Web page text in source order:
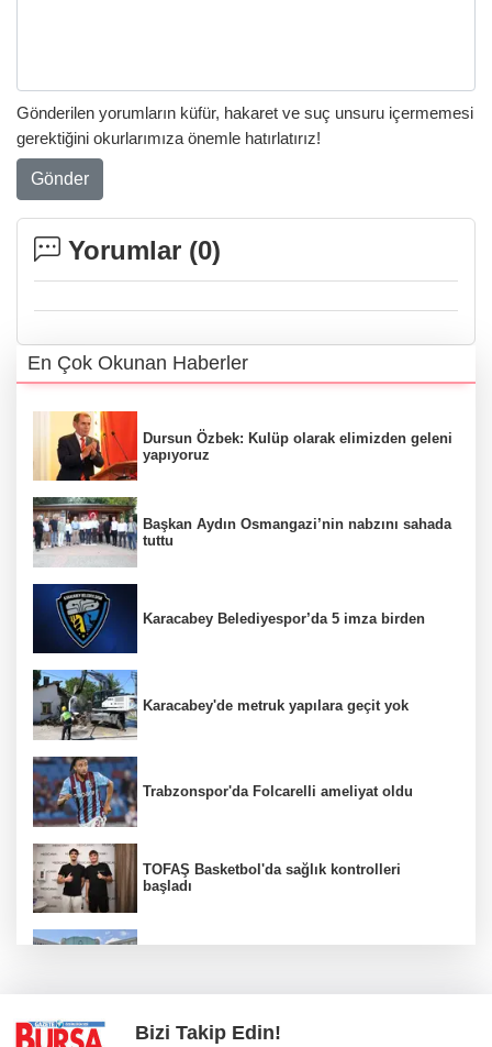
Gönderilen yorumların küfür, hakaret ve suç unsuru içermemesi
gerektiğini okurlarımıza önemle hatırlatırız!
Gönder
Yorumlar (0)
En Çok Okunan Haberler
Dursun Özbek: Kulüp olarak elimizden geleni
yapıyoruz
Başkan Aydın Osmangazi’nin nabzını sahada
tuttu
Karacabey Belediyespor’da 5 imza birden
Karacabey'de metruk yapılara geçit yok
Trabzonspor'da Folcarelli ameliyat oldu
TOFAŞ Basketbol'da sağlık kontrolleri
başladı
Bizi Takip Edin!